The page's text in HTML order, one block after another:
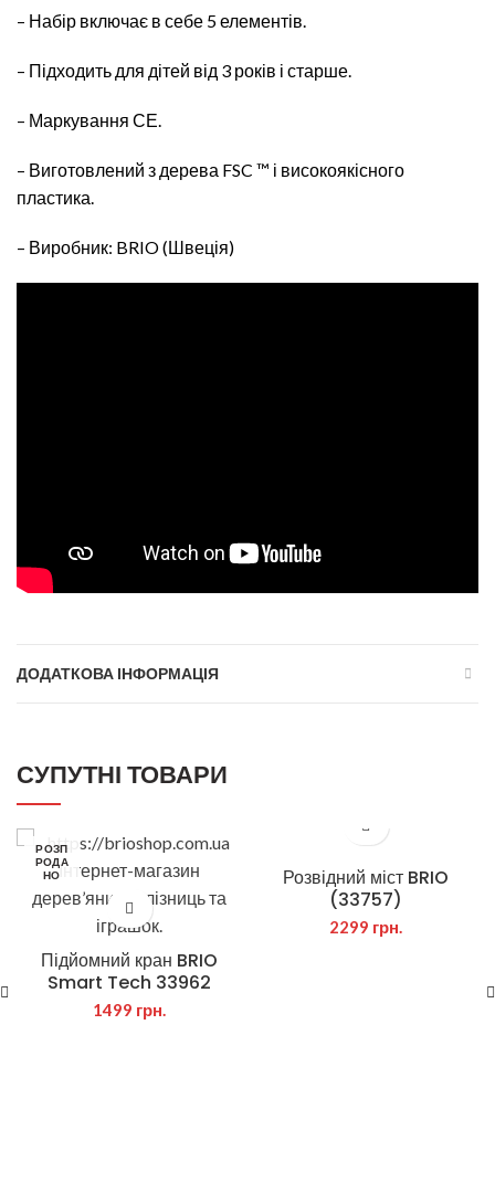
– Набір включає в себе 5 елементів.
– Підходить для дітей від 3 років і старше.
– Маркування СЕ.
– Виготовлений з дерева FSC ™ і високоякісного
пластика.
– Виробник: BRIO (Швеція)
ДОДАТКОВА ІНФОРМАЦІЯ
СУПУТНІ ТОВАРИ
РОЗП
РОДА
НО
Підйомний кран BRIO
Smart Tech 33962
1499 грн.
Розвідний міст BRIO
(33757)
2299 грн.